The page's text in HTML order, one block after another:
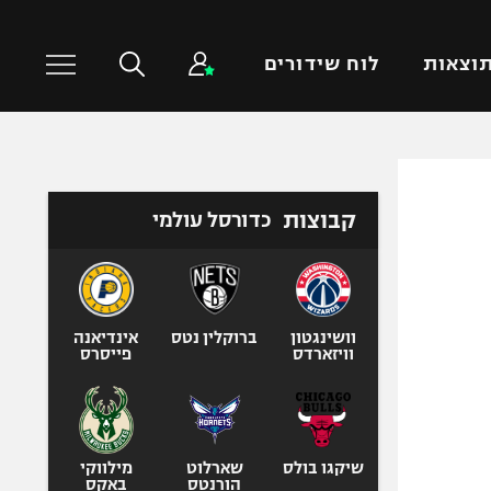
תוצאות לוח שידורים
טניס
כדורעף
אגרוף
ספורט אולימפי
קבוצות כדורסל עולמי
וושינגטון
וויזארדס
ברוקלין נטס
אינדיאנה
פייסרס
שיקגו בולס
שארלוט
הורנטס
מילווקי
באקס